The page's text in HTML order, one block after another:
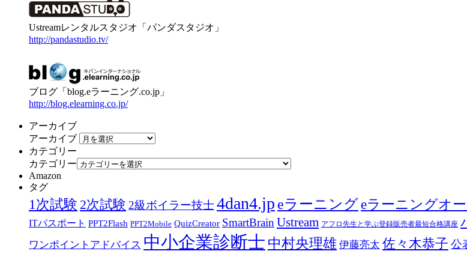
Ustreamレンタルスタジオ「パンダスタジオ」
http://pandastudio.tv/
ブログ「blog.eラーニング.co.jp」
http://blog.elearning.co.jp/
アーカイブ
アーカイブ
カテゴリー
カテゴリー
Amazon
タグ
1次試験 2次試験 2級ボイラー技士4dan4.jp eラーニング eラーニングオ
ITパスポート PPT2Flash PPT2Mobile QuizCreator SmartBrain Ustream アフロ先生と学ぶ登録販売者最短合格講座
ワンポイントアドバイス 中小企業診断士 中村央理雄 伊藤亮太 佐々木恭子 公